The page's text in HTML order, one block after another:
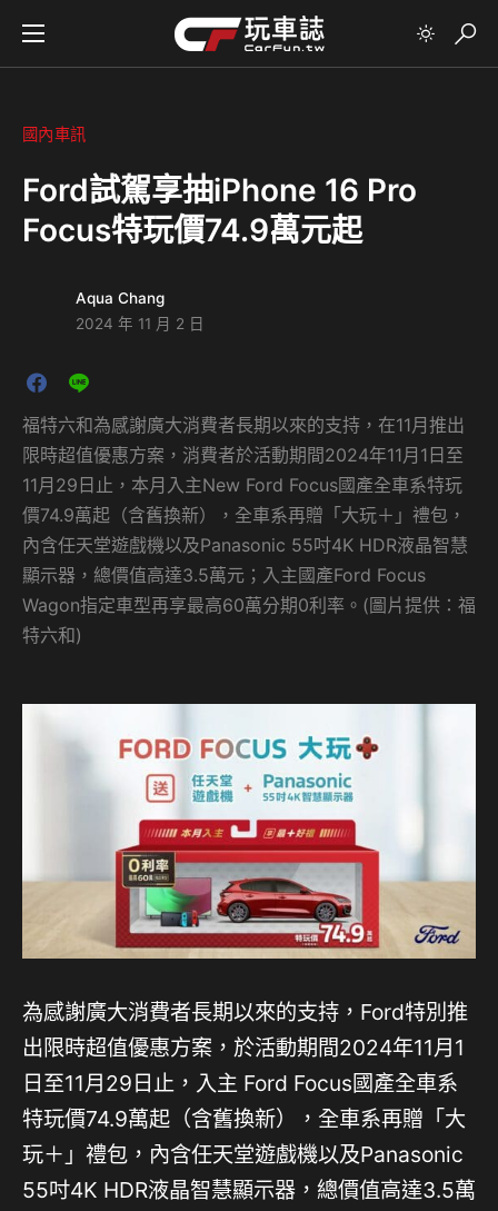
國內車訊
Ford試駕享抽iPhone 16 Pro
Focus特玩價74.9萬元起
Aqua Chang
2024 年 11 月 2 日
福特六和為感謝廣大消費者長期以來的支持，在11月推出
限時超值優惠方案，消費者於活動期間2024年11月1日至
11月29日止，本月入主New Ford Focus國產全車系特玩
價74.9萬起（含舊換新），全車系再贈「大玩＋」禮包，
內含任天堂遊戲機以及Panasonic 55吋4K HDR液晶智慧
顯示器，總價值高達3.5萬元；入主國產Ford Focus
Wagon指定車型再享最高60萬分期0利率。(圖片提供：福
特六和)
為感謝廣大消費者長期以來的支持，Ford特別推
出限時超值優惠方案，於活動期間2024年11月1
日至11月29日止，入主 Ford Focus國產全車系
特玩價74.9萬起（含舊換新），全車系再贈「大
玩＋」禮包，內含任天堂遊戲機以及Panasonic
55吋4K HDR液晶智慧顯示器，總價值高達3.5萬